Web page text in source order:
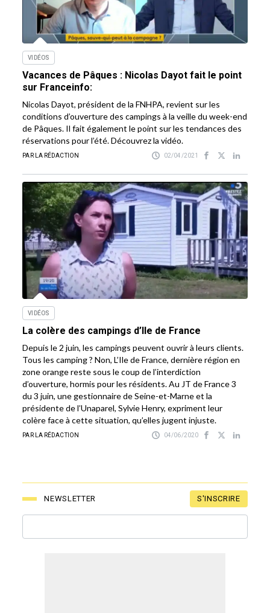
VIDÉOS
Vacances de Pâques : Nicolas Dayot fait le point
sur Franceinfo:
Nicolas Dayot, président de la FNHPA, revient sur les
conditions d’ouverture des campings à la veille du week-end
de Pâques. Il fait également le point sur les tendances des
réservations pour l’été. Découvrez la vidéo.
PAR LA RÉDACTION 02/04/2021
VIDÉOS
La colère des campings d’Ile de France
Depuis le 2 juin, les campings peuvent ouvrir à leurs clients.
Tous les camping ? Non, L’Ile de France, dernière région en
zone orange reste sous le coup de l’interdiction
d’ouverture, hormis pour les résidents. Au JT de France 3
du 3 juin, une gestionnaire de Seine-et-Marne et la
présidente de l’Unaparel, Sylvie Henry, expriment leur
colère face à cette situation, qu’elles jugent injuste.
PAR LA RÉDACTION 04/06/2020
NEWSLETTER S'INSCRIRE